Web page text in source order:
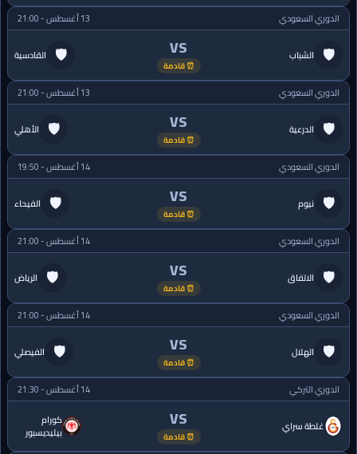
الدوري السعودي 13 أغسطس - 21:00
🛡 الشباب VS
⏰ قادمة
القادسية 🛡
الدوري السعودي 13 أغسطس - 21:00
🛡 الدرعية VS
⏰ قادمة
الأهلي 🛡
الدوري السعودي 14 أغسطس - 19:50
🛡 نيوم VS
⏰ قادمة
الفيحاء 🛡
الدوري السعودي 14 أغسطس - 21:00
🛡 الاتفاق VS
⏰ قادمة
الرياض 🛡
الدوري السعودي 14 أغسطس - 21:00
🛡 الهلال VS
⏰ قادمة
الفيصلي 🛡
الدوري التركي 14 أغسطس - 21:30
غلطة سراي VS
⏰ قادمة
كورام
بيليديسبور